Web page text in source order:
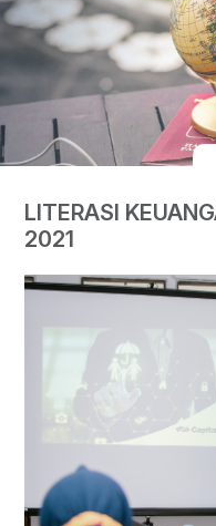
LITERASI
2021